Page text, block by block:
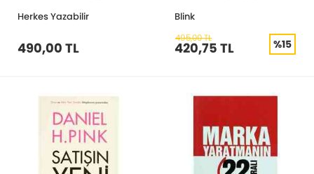
Herkes Yazabilir
490,00 TL
Blink
495,00 TL
420,75 TL %15